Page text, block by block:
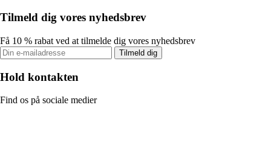
Tilmeld dig vores nyhedsbrev
Få 10 % rabat ved at tilmelde dig vores nyhedsbrev
Tilmeld dig
Hold kontakten
Find os på sociale medier